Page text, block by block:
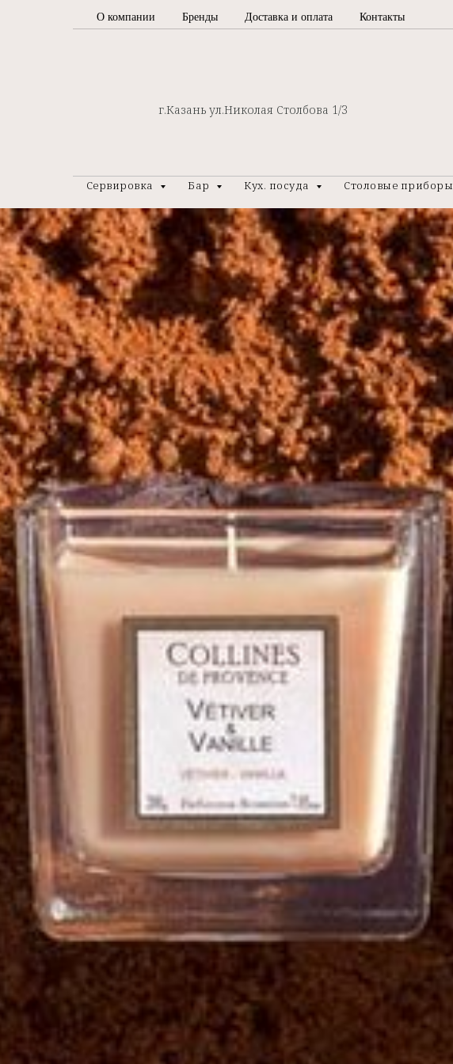
О компании Бренды Доставка и оплата Контакты
г.Казань ул.Николая Столбова 1/3
Сервировка Бар Кух. посуда Столовые приборы